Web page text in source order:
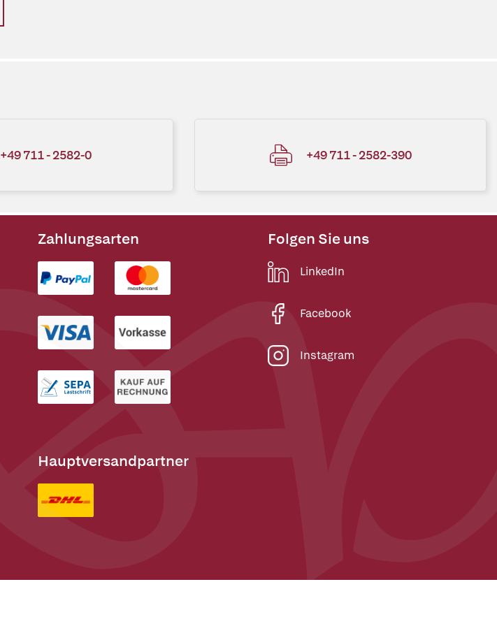
+49 711 - 2582-0 +49 711 - 2582-390
Zahlungsarten
Hauptversandpartner
Folgen Sie uns
LinkedIn
Facebook
Instagram